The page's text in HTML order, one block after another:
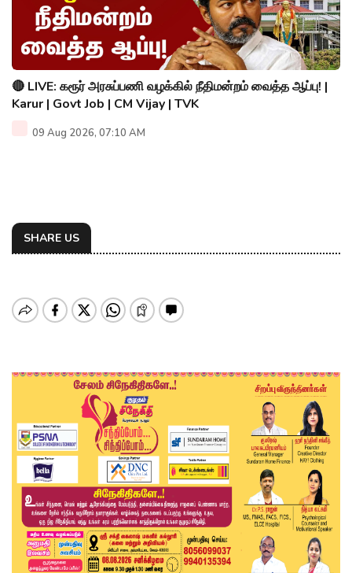
🔴 LIVE: கரூர் அரசுப்பணி வழக்கில் நீதிமன்றம் வைத்த ஆப்பு! |
Karur | Govt Job | CM Vijay | TVK
09 Aug 2026, 07:10 AM
SHARE US